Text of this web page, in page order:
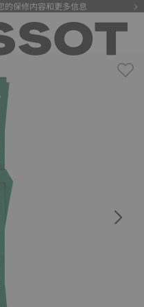
的保修内容和更多信息